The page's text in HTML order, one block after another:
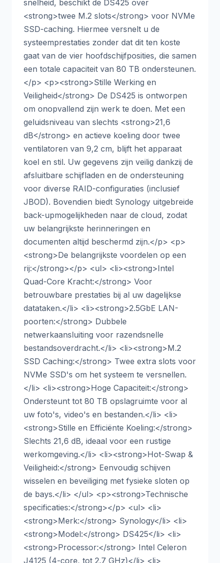
snelheid, beschikt de DS425 over
<strong>twee M.2 slots</strong> voor NVMe
SSD-caching. Hiermee versnelt u de
systeemprestaties zonder dat dit ten koste
gaat van de vier hoofdschijfposities, die samen
een totale capaciteit van 80 TB ondersteunen.
</p> <p><strong>Stille Werking en
Veiligheid</strong> De DS425 is ontworpen
om onopvallend zijn werk te doen. Met een
geluidsniveau van slechts <strong>21,6
dB</strong> en actieve koeling door twee
ventilatoren van 9,2 cm, blijft het apparaat
koel en stil. Uw gegevens zijn veilig dankzij de
afsluitbare schijfladen en de ondersteuning
voor diverse RAID-configuraties (inclusief
JBOD). Bovendien biedt Synology uitgebreide
back-upmogelijkheden naar de cloud, zodat
uw belangrijkste herinneringen en
documenten altijd beschermd zijn.</p> <p>
<strong>De belangrijkste voordelen op een
rij:</strong></p> <ul> <li><strong>Intel
Quad-Core Kracht:</strong> Voor
betrouwbare prestaties bij al uw dagelijkse
datataken.</li> <li><strong>2.5GbE LAN-
poorten:</strong> Dubbele
netwerkaansluiting voor razendsnelle
bestandsoverdracht.</li> <li><strong>M.2
SSD Caching:</strong> Twee extra slots voor
NVMe SSD's om het systeem te versnellen.
</li> <li><strong>Hoge Capaciteit:</strong>
Ondersteunt tot 80 TB opslagruimte voor al
uw foto's, video's en bestanden.</li> <li>
<strong>Stille en Efficiënte Koeling:</strong>
Slechts 21,6 dB, ideaal voor een rustige
werkomgeving.</li> <li><strong>Hot-Swap &
Veiligheid:</strong> Eenvoudig schijven
wisselen en beveiliging met fysieke sloten op
de bays.</li> </ul> <p><strong>Technische
specificaties:</strong></p> <ul> <li>
<strong>Merk:</strong> Synology</li> <li>
<strong>Model:</strong> DS425</li> <li>
<strong>Processor:</strong> Intel Celeron
J4125 (4-core, tot 2.7 GHz)</li> <li>